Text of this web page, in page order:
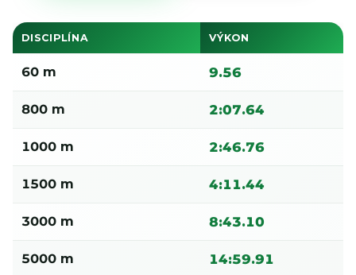
DISCIPLÍNA VÝKON
60 m 9.56
800 m 2:07.64
1000 m 2:46.76
1500 m 4:11.44
3000 m 8:43.10
5000 m 14:59.91